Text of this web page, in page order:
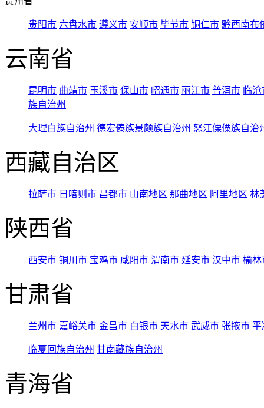
贵阳市 六盘水市 遵义市 安顺市 毕节市 铜仁市 黔西南布
云南省
昆明市 曲靖市 玉溪市 保山市 昭通市 丽江市 普洱市 临
族自治州
大理白族自治州 德宏傣族景颇族自治州 怒江傈僳族自治
西藏自治区
拉萨市 日喀则市 昌都市 山南地区 那曲地区 阿里地区 林
陕西省
西安市 铜川市 宝鸡市 咸阳市 渭南市 延安市 汉中市 榆林
甘肃省
兰州市 嘉峪关市 金昌市 白银市 天水市 武威市 张掖市 平
临夏回族自治州 甘南藏族自治州
青海省